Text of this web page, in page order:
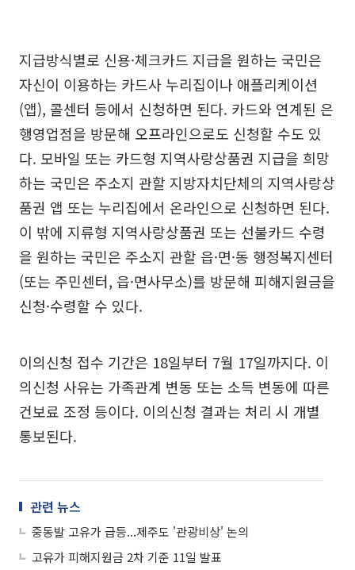
지급방식별로 신용·체크카드 지급을 원하는 국민은
자신이 이용하는 카드사 누리집이나 애플리케이션
(앱), 콜센터 등에서 신청하면 된다. 카드와 연계된 은
행영업점을 방문해 오프라인으로도 신청할 수도 있
다. 모바일 또는 카드형 지역사랑상품권 지급을 희망
하는 국민은 주소지 관할 지방자치단체의 지역사랑상
품권 앱 또는 누리집에서 온라인으로 신청하면 된다.
이 밖에 지류형 지역사랑상품권 또는 선불카드 수령
을 원하는 국민은 주소지 관할 읍·면·동 행정복지센터
(또는 주민센터, 읍·면사무소)를 방문해 피해지원금을
신청·수령할 수 있다.
이의신청 접수 기간은 18일부터 7월 17일까지다. 이
의신청 사유는 가족관계 변동 또는 소득 변동에 따른
건보료 조정 등이다. 이의신청 결과는 처리 시 개별
통보된다.
관련 뉴스
중동발 고유가 급등...제주도 '관광비상' 논의
고유가 피해지원금 2차 기준 11일 발표